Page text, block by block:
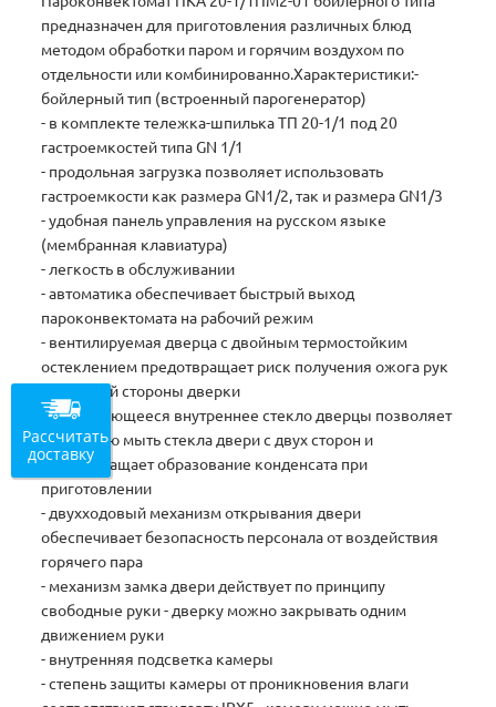
предназначен для приготовления различных блюд
методом обработки паром и горячим воздухом по
отдельности или комбинированно.Характеристики:-
бойлерный тип (встроенный парогенератор)
- в комплекте тележка-шпилька ТП 20-1/1 под 20
гастроемкостей типа GN 1/1
- продольная загрузка позволяет использовать
гастроемкости как размера GN1/2, так и размера GN1/3
- удобная панель управления на русском языке
(мембранная клавиатура)
- легкость в обслуживании
- автоматика обеспечивает быстрый выход
пароконвектомата на рабочий режим
- вентилируемая дверца с двойным термостойким
остеклением предотвращает риск получения ожога рук
с внешней стороны дверки
- открывающееся внутреннее стекло дверцы позволяет
полностью мыть стекла двери с двух сторон и
предотвращает образование конденсата при
приготовлении
- двухходовый механизм открывания двери
обеспечивает безопасность персонала от воздействия
горячего пара
- механизм замка двери действует по принципу
свободные руки - дверку можно закрывать одним
движением руки
- внутренняя подсветка камеры
- степень защиты камеры от проникновения влаги
Рассчитать
доставку